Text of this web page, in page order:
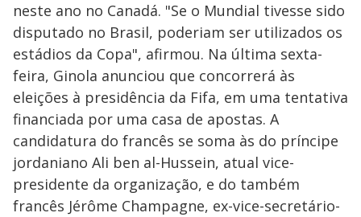
neste ano no Canadá. "Se o Mundial tivesse sido
disputado no Brasil, poderiam ser utilizados os
estádios da Copa", afirmou. Na última sexta-
feira, Ginola anunciou que concorrerá às
eleições à presidência da Fifa, em uma tentativa
financiada por uma casa de apostas. A
candidatura do francês se soma às do príncipe
jordaniano Ali ben al-Hussein, atual vice-
presidente da organização, e do também
francês Jérôme Champagne, ex-vice-secretário-